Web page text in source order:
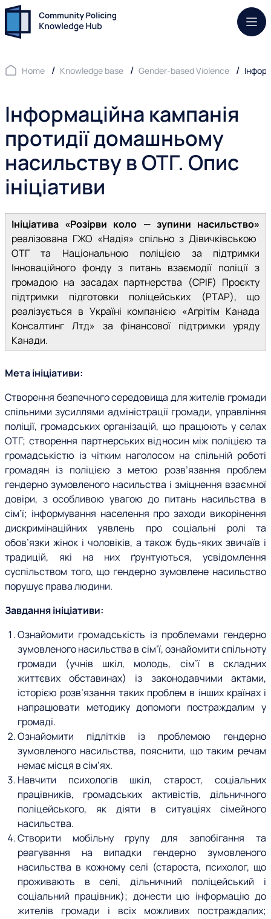
Home Knowledge base Gender-based Violence
Інформаційна кампанія
протидії домашньому
насильству в ОТГ. Опис
ініціативи
Ініціатива «Розірви коло — зупини насильство»
реалізована ГЖО «Надія» спільно з Дівичківською
ОТГ та Національною поліцією за підтримки
Інноваційного фонду з питань взаємодії поліції з
громадою на засадах партнерства (CPIF) Проєкту
підтримки підготовки поліцейських (PTAP), що
реалізується в Україні компанією «Агрітім Канада
Консалтинг Лтд» за фінансової підтримки уряду
Канади.
Мета ініціативи:
Створення безпечного середовища для жителів громади
спільними зусиллями адміністрації громади, управління
поліції, громадських організацій, що працюють у селах
ОТГ; створення партнерських відносин між поліцією та
громадськістю із чітким наголосом на спільній роботі
громадян із поліцією з метою розв’язання проблем
гендерно зумовленого насильства і зміцнення взаємної
довіри, з особливою увагою до питань насильства в
сім’ї; інформування населення про заходи викорінення
дискримінаційних уявлень про соціальні ролі та
обов’язки жінок і чоловіків, а також будь-яких звичаїв і
традицій, які на них ґрунтуються, усвідомлення
суспільством того, що гендерно зумовлене насильство
порушує права людини.
Завдання ініціативи:
Ознайомити громадськість із проблемами гендерно
зумовленого насильства в сім’ї, ознайомити спільноту
громади (учнів шкіл, молодь, сім’ї в складних
життєвих обставинах) із законодавчими актами,
історією розв’язання таких проблем в інших країнах і
напрацювати методику допомоги постраждалим у
громаді.
Ознайомити підлітків із проблемою гендерно
зумовленого насильства, пояснити, що таким речам
немає місця в сім’ях.
Навчити психологів шкіл, старост, соціальних
працівників, громадських активістів, дільничного
поліцейського, як діяти в ситуаціях сімейного
насильства.
Створити мобільну групу для запобігання та
реагування на випадки гендерно зумовленого
насильства в кожному селі (староста, психолог, що
проживають в селі, дільничний поліцейський і
соціальний працівник); донести цю інформацію до
жителів громади і всіх можливих постраждалих;